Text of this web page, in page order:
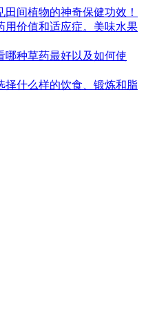
田间植物的神奇保健功效！
用价值和适应症。美味水果
哪种草药最好以及如何使
择什么样的饮食、锻炼和脂